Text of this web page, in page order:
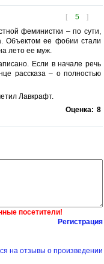
[ 5 ]
феминистки – по сути,
Объектом ее фобии стали
лето ее муж.
Если в начале речь
рассказа – о полностью
Лавкрафт.
Оценка: 8
посетители!
Регистрация
на отзывы о произведении